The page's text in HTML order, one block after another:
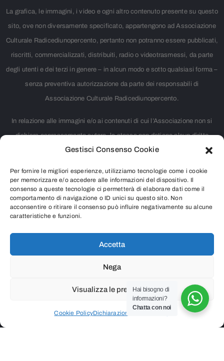
Gestisci Consenso Cookie
Per fornire le migliori esperienze, utilizziamo tecnologie come i cookie
per memorizzare e/o accedere alle informazioni del dispositivo. Il
consenso a queste tecnologie ci permetterà di elaborare dati come il
comportamento di navigazione o ID unici su questo sito. Non
acconsentire o ritirare il consenso può influire negativamente su alcune
caratteristiche e funzioni.
Accetta
Nega
Visualizza le preferenze
Cookie PolicyDichiarazione sulla Privacy
La grafica, le immagini, i video e ogni altro contenuto presente su questo
sito, ove non diversamente specificato, appartengono ad Associazione
Culturale Radicediunopercento, pertanto non potranno essere pubblicati,
riscritti, commercializzati, distribuiti, radio o videotrasmessi, da parte
degli utenti e dei terzi in genere – in alcun modo e sotto qualsiasi forma –
senza preventiva autorizzazione da parte dei responsabili di
Associazione Culturale Radicediunopercento.
In relazione alle immagini e/o ai contenuti di cui l’Associazione non si
dichiara espressamente autore, la stessa non detiene alcun diritto
d’autore. Nei casi in cui non è citata la fonte, si tratta di materiale
Chiunque rivendicasse il copyright di qualsiasi immagine o contenuto
presente o intendesse segnalare qualsiasi controversia riguardante i
diritti d’autore, è pregato di contattarci inviando una e-mail all’indirizzo
Associazione Culturale Radicediunopercento
P.iva 07987530966 – Codice Fiscale 97626690156
Hai bisogno di
informazioni?
Chatta con noi